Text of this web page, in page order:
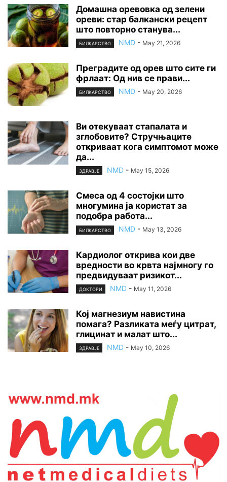
Домашна оревовка од зелени
ореви: стар балкански рецепт
што повторно станува...
БИЛКАРСТВО NMD - May 21, 2026
Преградите од орев што сите ги
фрлаат: Од нив се прави...
БИЛКАРСТВО NMD - May 20, 2026
Ви отекуваат стапалата и
зглобовите? Стручњаците
откриваат кога симптомот може
да...
ЗДРАВЈЕ NMD - May 15, 2026
Смеса од 4 состојки што
многумина ја користат за
подобра работа...
БИЛКАРСТВО NMD - May 13, 2026
Кардиолог открива кои две
вредности во крвта најмногу го
предвидуваат ризикот...
ДОКТОРИ NMD - May 11, 2026
Кој магнезиум навистина
помага? Разликата меѓу цитрат,
глицинат и малат што...
ЗДРАВЈЕ NMD - May 10, 2026